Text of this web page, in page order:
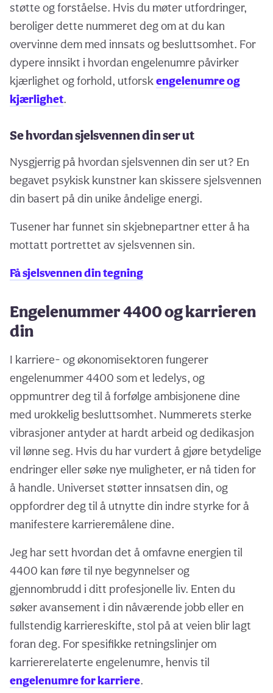
støtte og forståelse. Hvis du møter utfordringer,
beroliger dette nummeret deg om at du kan
overvinne dem med innsats og besluttsomhet. For
dypere innsikt i hvordan engelenumre påvirker
kjærlighet og forhold, utforskengelenumre og
kjærlighet.
Se hvordan sjelsvennen din ser ut
Nysgjerrig på hvordan sjelsvennen din ser ut? En
begavet psykisk kunstner kan skissere sjelsvennen
din basert på din unike åndelige energi.
Tusener har funnet sin skjebnepartner etter å ha
mottatt portrettet av sjelsvennen sin.
Få sjelsvennen din tegning
Engelenummer 4400 og karrieren
din
I karriere- og økonomisektoren fungerer
engelenummer 4400 som et ledelys, og
oppmuntrer deg til å forfølge ambisjonene dine
med urokkelig besluttsomhet. Nummerets sterke
vibrasjoner antyder at hardt arbeid og dedikasjon
vil lønne seg. Hvis du har vurdert å gjøre betydelige
endringer eller søke nye muligheter, er nå tiden for
å handle. Universet støtter innsatsen din, og
oppfordrer deg til å utnytte din indre styrke for å
manifestere karrieremålene dine.
Jeg har sett hvordan det å omfavne energien til
4400 kan føre til nye begynnelser og
gjennombrudd i ditt profesjonelle liv. Enten du
søker avansement i din nåværende jobb eller en
fullstendig karriereskifte, stol på at veien blir lagt
foran deg. For spesifikke retningslinjer om
karriererelaterte engelenumre, henvis til
engelenumre for karriere.